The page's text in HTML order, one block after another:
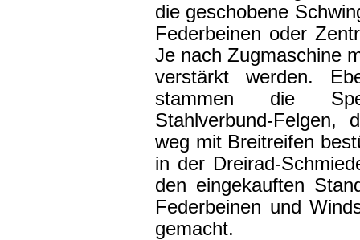
die geschobene
Federbeinen oder
Je nach Zugmaschine
verstärkt werden.
stammen die
Stahlverbund-Felgen,
weg mit Breitreifen
in der Dreirad-
den eingekauften
Federbeinen und
gemacht.